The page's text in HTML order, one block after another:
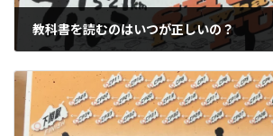
教科書を読むのはいつが正しいの？